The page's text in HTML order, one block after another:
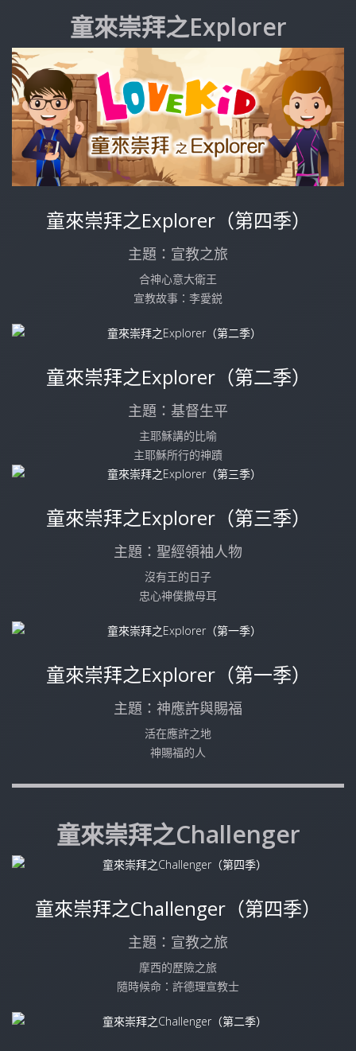
童來崇拜之Explorer
童來崇拜之Explorer（第四季）
主題：宣教之旅
合神心意大衛王
宣教故事：李愛鋭
童來崇拜之Explorer（第二季）
主題：基督生平
主耶穌講的比喻
主耶穌所行的神蹟
童來崇拜之Explorer（第三季）
主題：聖經領袖人物
沒有王的日子
忠心神僕撒母耳
童來崇拜之Explorer（第一季）
主題：神應許與賜福
活在應許之地
神賜福的人
童來崇拜之Challenger
童來崇拜之Challenger（第四季）
主題：宣教之旅
摩西的歷險之旅
隨時候命：許德理宣教士